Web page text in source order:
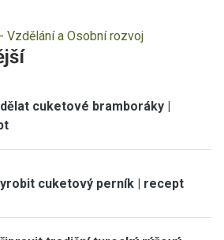
Vzdělání a Osobní rozvoj
cuketové bramboráky |
cuketový perník | recept